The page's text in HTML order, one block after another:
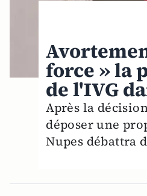
force » la
de l'IVG
Après la
déposer une
Nupes débattra